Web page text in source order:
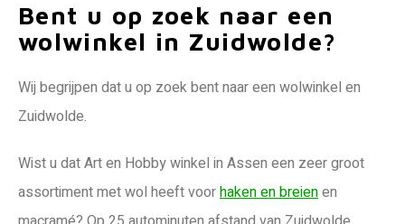
Bent u op zoek naar een
wolwinkel in Zuidwolde?
Wij begrijpen dat u op zoek bent naar een wolwinkel en
Zuidwolde.
Wist u dat Art en Hobby winkel in Assen een zeer groot
assortiment met wol heeft voorhaken en breienen